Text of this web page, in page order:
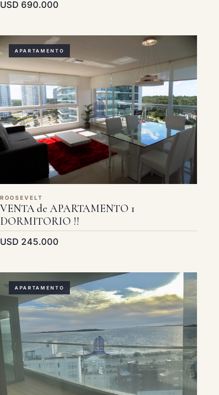
USD 690.000
APARTAMENTO
ROOSEVELT
VENTA de APARTAMENTO 1
DORMITORIO !!
USD 245.000
APARTAMENTO